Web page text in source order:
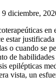
9 diciembre,
en
estar
o cuando se
de
epilépticas
vista, un